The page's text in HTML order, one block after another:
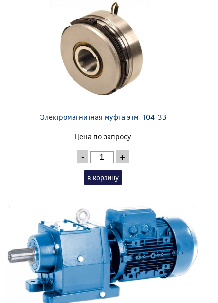
Электромагнитная муфта этм-104-3В
Цена по запросу
- +
в корзину